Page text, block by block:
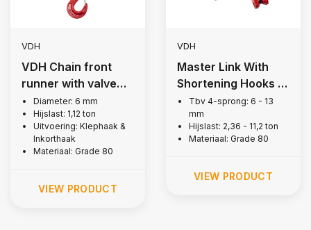
VDH
VDH Chain front
runner with valve
and notch hook, Ø 6
mm
Diameter: 6 mm
Hijslast: 1,12 ton
Uitvoering: Klephaak &
Inkorthaak
Materiaal: Grade 80
VIEW PRODUCT
VDH
Master Link With
Shortening Hooks |
4-legs, Grade 80
Tbv 4-sprong: 6 - 13
mm
Hijslast: 2,36 - 11,2 ton
Materiaal: Grade 80
VIEW PRODUCT